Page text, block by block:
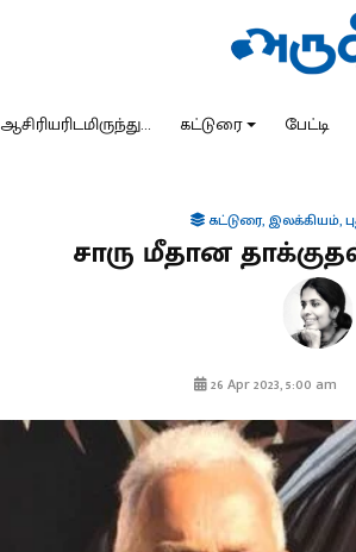
ஆசிரியரிடமிருந்து... கட்டுரை பேட்டி
கட்டுரை,இலக்கியம்,
சாரு மீதான
26 Apr 2023, 5:00 am